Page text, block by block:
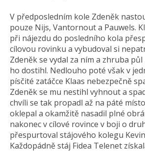
V předposledním kole Zdeněk
pouze Nijs, Vantornout a Pauwels.
při nájezdu do posledního kola
cílovou rovinku a vybudoval si
Zdeněk se vydal za ním a zhruba
ho dostihl. Nedlouho poté však v
písčité zatáčce Klaas nebezpečně
Zdeněk se mu nestihl vyhnout a
chvíli se tak propadl až na páté
oklepal a okamžitě nasadil plné
nakonec v cílové rovince v boji o
přespurtoval stájového kolegu
Každopádně stáj Fidea Telenet